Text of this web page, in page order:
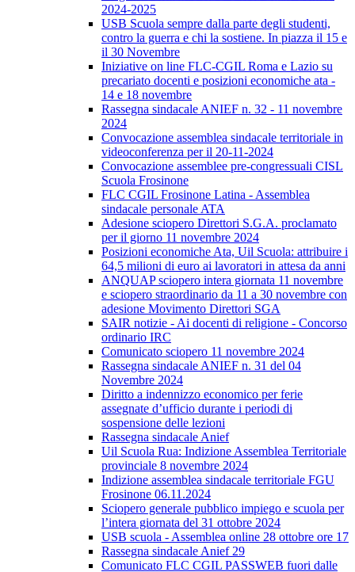
2024-2025
USB Scuola sempre dalla parte degli studenti,
contro la guerra e chi la sostiene. In piazza il 15 e
il 30 Novembre
Iniziative on line FLC-CGIL Roma e Lazio su
precariato docenti e posizioni economiche ata -
14 e 18 novembre
Rassegna sindacale ANIEF n. 32 - 11 novembre
2024
Convocazione assemblea sindacale territoriale in
videoconferenza per il 20-11-2024
Convocazione assemblee pre-congressuali CISL
Scuola Frosinone
FLC CGIL Frosinone Latina - Assemblea
sindacale personale ATA
Adesione sciopero Direttori S.G.A. proclamato
per il giorno 11 novembre 2024
Posizioni economiche Ata, Uil Scuola: attribuire i
64,5 milioni di euro ai lavoratori in attesa da anni
ANQUAP sciopero intera giornata 11 novembre
e sciopero straordinario da 11 a 30 novembre con
adesione Movimento Direttori SGA
SAIR notizie - Ai docenti di religione - Concorso
ordinario IRC
Comunicato sciopero 11 novembre 2024
Rassegna sindacale ANIEF n. 31 del 04
Novembre 2024
Diritto a indennizzo economico per ferie
assegnate d’ufficio durante i periodi di
sospensione delle lezioni
Rassegna sindacale Anief
Uil Scuola Rua: Indizione Assemblea Territoriale
provinciale 8 novembre 2024
Indizione assemblea sindacale territoriale FGU
Frosinone 06.11.2024
Sciopero generale pubblico impiego e scuola per
l’intera giornata del 31 ottobre 2024
USB scuola - Assemblea online 28 ottobre ore 17
Rassegna sindacale Anief 29
Comunicato FLC CGIL PASSWEB fuori dalle